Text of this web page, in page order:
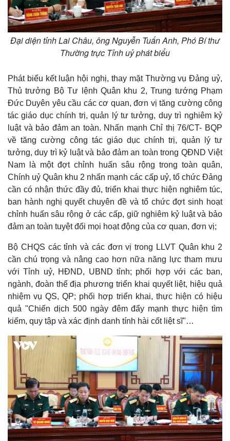
Đại diện tỉnh Lai Châu, ông Nguyễn Tuấn Anh, Phó Bí thư
Thường trực Tỉnh uỷ phát biểu
Phát biểu kết luận hội nghị, thay mặt Thường vụ Đảng uỷ,
Thủ trưởng Bộ Tư lệnh Quân khu 2, Trung tướng Phạm
Đức Duyên yêu cầu các cơ quan, đơn vị tăng cường công
tác giáo dục chính trị, quản lý tư tưởng, duy trì nghiêm kỷ
luật và bảo đảm an toàn. Nhấn mạnh Chỉ thị 76/CT- BQP
về tăng cường công tác giáo dục chính trị, quản lý tư
tưởng, duy trì kỷ luật và bảo đảm an toàn trong QĐND Việt
Nam là một đợt chỉnh huấn sâu rộng trong toàn quân,
Chính uỷ Quân khu 2 nhấn mạnh các cấp uỷ, tổ chức Đảng
cần có nhận thức đầy đủ, triển khai thực hiện nghiêm túc,
ban hành nghị quyết chuyên đề và tổ chức đợt sinh hoạt
chỉnh huấn sâu rộng ở các cấp, giữ nghiêm kỷ luật và bảo
đảm an toàn tuyệt đối mọi hoạt động của cơ quan, đơn vị;
Bộ CHQS các tỉnh và các đơn vị trong LLVT Quân khu 2
cần chú trọng và nâng cao hơn nữa năng lực tham mưu
với Tỉnh uỷ, HĐND, UBND tỉnh; phối hợp với các ban,
ngành, đoàn thể địa phương triển khai quyết liệt, hiệu quả
nhiệm vụ QS, QP; phối hợp triển khai, thực hiện có hiệu
quả "Chiến dịch 500 ngày đêm đẩy mạnh thực hiện tìm
kiếm, quy tập và xác định danh tính hài cốt liệt sĩ"…